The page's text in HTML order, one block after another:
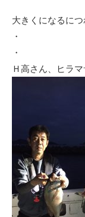
大きくになるに
・
・
Ｈ高さん、ヒラ